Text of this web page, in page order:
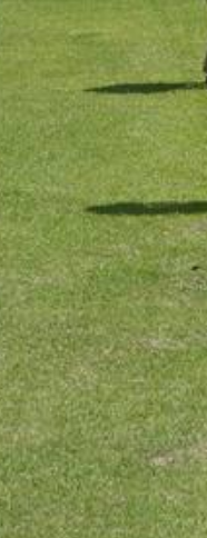
STAY
宿泊施設一覧
人気プランランキング
ヴィラ
コテージ
キャンプ